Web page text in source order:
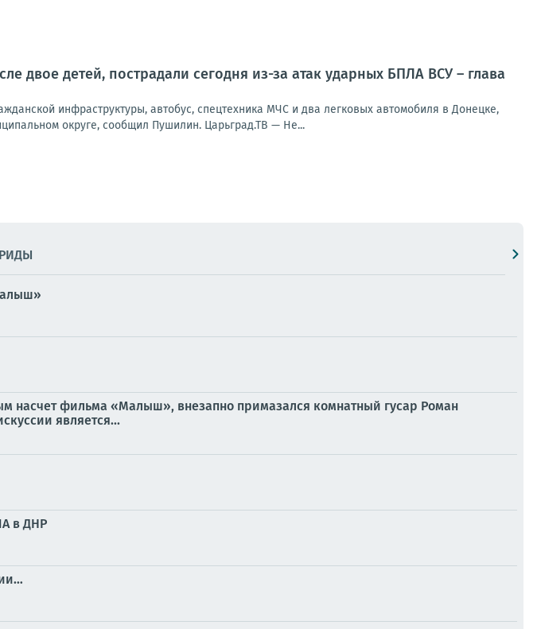
двое детей, пострадали сегодня из-за атак ударных БПЛА ВСУ – глава
инфраструктуры, автобус, спецтехника МЧС и два легковых автомобиля в Донецке,
округе, сообщил Пушилин. Царьград.ТВ — Не...
насчет фильма «Малыш», внезапно примазался комнатный гусар Роман
является...
в ДНР